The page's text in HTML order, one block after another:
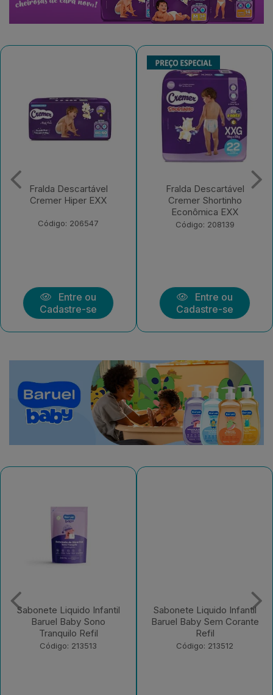
Fralda Descartável
Cremer Hiper EXX
Código: 206547
Entre ou
Cadastre-se
Fralda Descartável
Cremer Shortinho
Econômica EXX
Código: 208139
Entre ou
Cadastre-se
Sabonete Liquido Infantil
Baruel Baby Sono
Tranquilo Refil
Código: 213513
Sabonete Liquido Infantil
Baruel Baby Sem Corante
Refil
Código: 213512